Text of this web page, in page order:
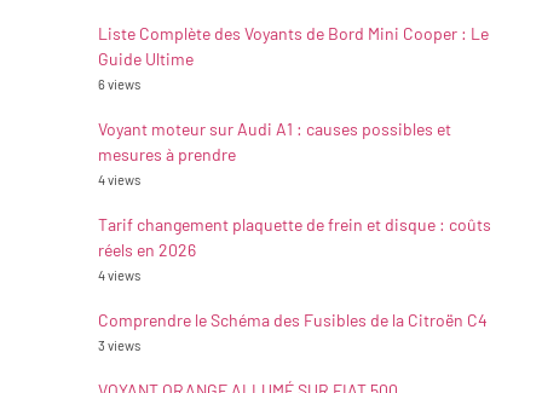
Liste Complète des Voyants de Bord Mini Cooper : Le
Guide Ultime
6 views
Voyant moteur sur Audi A1 : causes possibles et
mesures à prendre
4 views
Tarif changement plaquette de frein et disque : coûts
réels en 2026
4 views
Comprendre le Schéma des Fusibles de la Citroën C4
3 views